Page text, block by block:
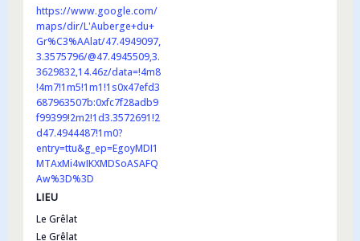
https://www.google.com/
maps/dir/L'Auberge+du+
Gr%C3%AAlat/47.4949097,
3.3575796/@47.4945509,3.
3629832,14.46z/data=!4m8
!4m7!1m5!1m1!1s0x47efd3
687963507b:0xfc7f28adb9
f99399!2m2!1d3.3572691!2
d47.4944487!1m0?
entry=ttu&g_ep=EgoyMDI1
MTAxMi4wIKXMDSoASAFQ
Aw%3D%3D
LIEU
Le Grêlat
Le Grêlat